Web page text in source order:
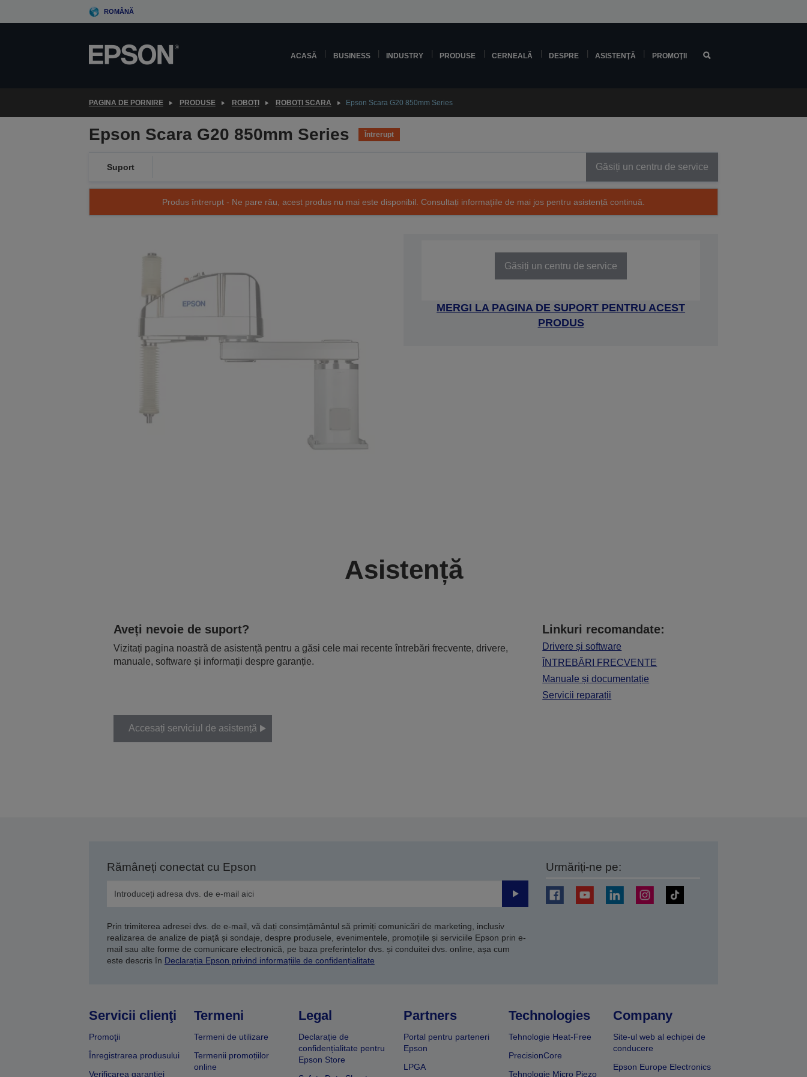
to
ROMÂNĂ
ACASĂ BUSINESS INDUSTRY PRODUSE CERNEALĂ DESPRE ASISTENŢĂ PROMOŢII
PAGINA DE PORNIRE PRODUSE ROBOȚI ROBOȚI SCARA Epson Scara G20 850mm Series
Epson Scara G20 850mm Series Întrerupt
Suport Găsiți un centru de service
Produs întrerupt - Ne pare rău, acest produs nu mai este disponibil. Consultați informațiile de mai jos pentru asistență continuă.
Găsiți un centru de service
MERGI LA PAGINA DE SUPORT PENTRU ACEST
PRODUS
Asistență
Aveți nevoie de suport?
Vizitați pagina noastră de asistență pentru a găsi cele mai recente întrebări frecvente, drivere,
manuale, software și informații despre garanție.
Linkuri recomandate:
Drivere și software
ÎNTREBĂRI FRECVENTE
Manuale și documentație
Servicii reparații
Accesați serviciul de asistență
Rămâneți conectat cu Epson
Trimiteți
Prin trimiterea adresei dvs. de e-mail, vă dați consimțământul să primiți comunicări de marketing, inclusiv
realizarea de analize de piață și sondaje, despre produsele, evenimentele, promoțiile și serviciile Epson prin e-
mail sau alte forme de comunicare electronică, pe baza preferințelor dvs. și conduitei dvs. online, așa cum
este descris în Declarația Epson privind informațiile de confidențialitate
Urmăriți-ne pe:
Servicii clienţi
Promoţii
Înregistrarea produsului
Verificarea garanției
Termeni
Termeni de utilizare
Termenii promoțiilor
online
Legal
Declarație de
confidențialitate pentru
Epson Store
Partners
Portal pentru parteneri
Epson
LPGA
Technologies
Tehnologie Heat-Free
PrecisionCore
Tehnologie Micro Piezo
Company
Site-ul web al echipei de
conducere
Epson Europe Electronics